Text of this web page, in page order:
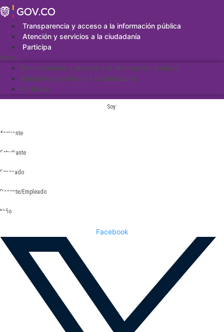
Saltar
al
contenidoTransparencia y acceso a la información pública
Atención y servicios a la ciudadanía
Participa
Menu
Transparencia y acceso a la información pública
Atención y servicios a la ciudadanía
Participa
Soy:
Aspirante
Estudiante
Egresado
Docente/Empleado
Niño
Facebook